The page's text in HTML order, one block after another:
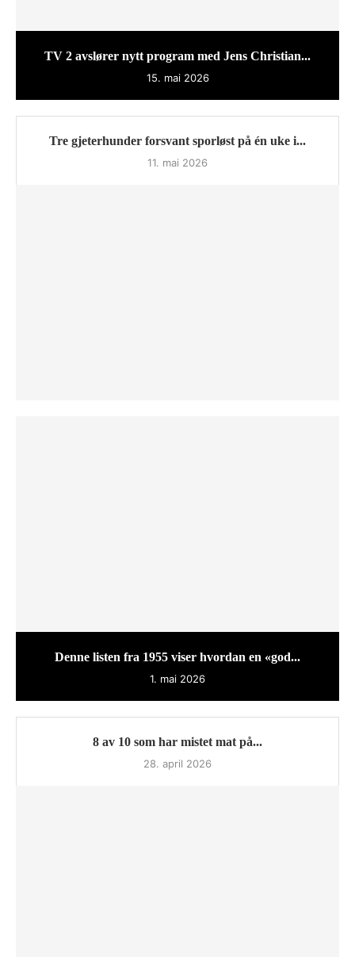
TV 2 avslører nytt program med Jens Christian...
15. mai 2026
Tre gjeterhunder forsvant sporløst på én uke i...
11. mai 2026
Denne listen fra 1955 viser hvordan en «god...
1. mai 2026
8 av 10 som har mistet mat på...
28. april 2026